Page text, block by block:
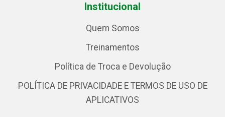
Institucional
Quem Somos
Treinamentos
Política de Troca e Devolução
POLÍTICA DE PRIVACIDADE E TERMOS DE USO DE
APLICATIVOS